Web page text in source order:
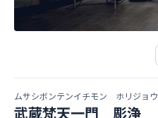
ムサシボンテンイチモン ホリジョウ
武蔵梵天一門 彫浄